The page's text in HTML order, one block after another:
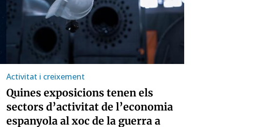
Activitat i creixement
Quines exposicions tenen els
sectors d’activitat de l’economia
espanyola al xoc de la guerra a